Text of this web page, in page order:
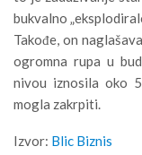
bukvalno
Takođe, on
ogromna rupa u
nivou iznosila oko
mogla zakrpiti.
Izvor: Blic Biznis